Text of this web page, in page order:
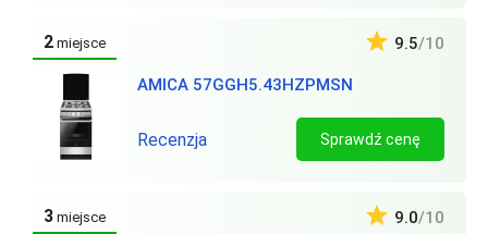
2 miejsce
AMICA 57GGH5.43HZPMSN
9.5/10
Recenzja Sprawdź cenę
3 miejsce 9.0/10